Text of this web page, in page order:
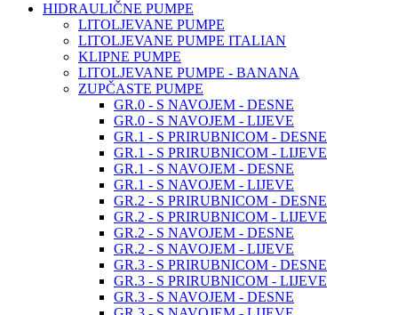
HIDRAULIČNE PUMPE
LITOLJEVANE PUMPE
LITOLJEVANE PUMPE ITALIAN
KLIPNE PUMPE
LITOLJEVANE PUMPE - BANANA
ZUPČASTE PUMPE
GR.0 - S NAVOJEM - DESNE
GR.0 - S NAVOJEM - LIJEVE
GR.1 - S PRIRUBNICOM - DESNE
GR.1 - S PRIRUBNICOM - LIJEVE
GR.1 - S NAVOJEM - DESNE
GR.1 - S NAVOJEM - LIJEVE
GR.2 - S PRIRUBNICOM - DESNE
GR.2 - S PRIRUBNICOM - LIJEVE
GR.2 - S NAVOJEM - DESNE
GR.2 - S NAVOJEM - LIJEVE
GR.3 - S PRIRUBNICOM - DESNE
GR.3 - S PRIRUBNICOM - LIJEVE
GR.3 - S NAVOJEM - DESNE